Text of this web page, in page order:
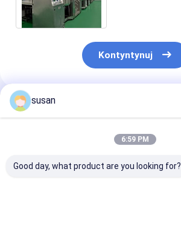
Kontyntynuj
Polecane Produkty
susan
6:59 PM
Good day, what product are you looking for?